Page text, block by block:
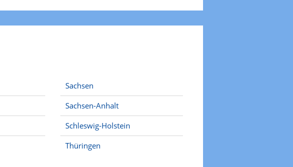
Sachsen
Sachsen-Anhalt
Schleswig-Holstein
Thüringen